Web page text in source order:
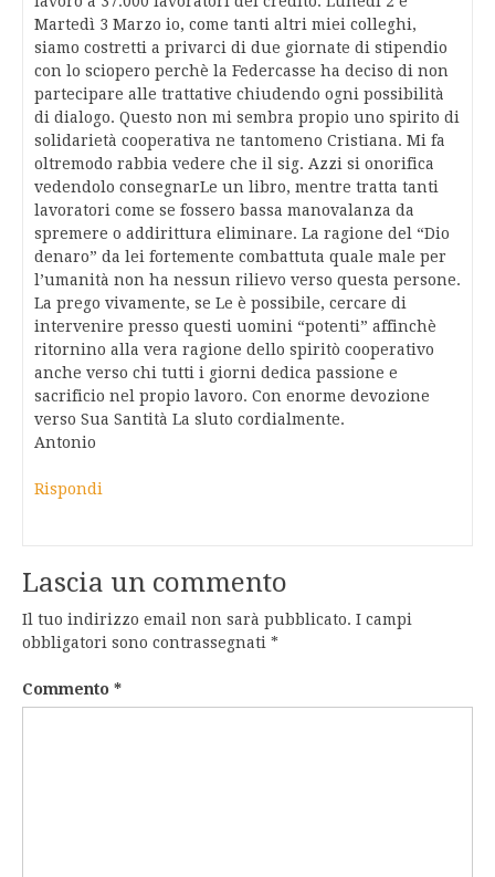
Martedì 3 Marzo io, come tanti altri miei colleghi,
siamo costretti a privarci di due giornate di stipendio
con lo sciopero perchè la Federcasse ha deciso di non
partecipare alle trattative chiudendo ogni possibilità
di dialogo. Questo non mi sembra propio uno spirito di
solidarietà cooperativa ne tantomeno Cristiana. Mi fa
oltremodo rabbia vedere che il sig. Azzi si onorifica
vedendolo consegnarLe un libro, mentre tratta tanti
lavoratori come se fossero bassa manovalanza da
spremere o addirittura eliminare. La ragione del “Dio
denaro” da lei fortemente combattuta quale male per
l’umanità non ha nessun rilievo verso questa persone.
La prego vivamente, se Le è possibile, cercare di
intervenire presso questi uomini “potenti” affinchè
ritornino alla vera ragione dello spiritò cooperativo
anche verso chi tutti i giorni dedica passione e
sacrificio nel propio lavoro. Con enorme devozione
verso Sua Santità La sluto cordialmente.
Antonio
Rispondi
Lascia un commento
Il tuo indirizzo email non sarà pubblicato. I campi
obbligatori sono contrassegnati *
Commento *